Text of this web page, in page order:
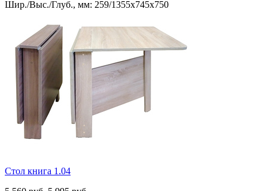
Шир./Выс./Глуб., мм: 259/1355x745x750
Стол книга 1.04